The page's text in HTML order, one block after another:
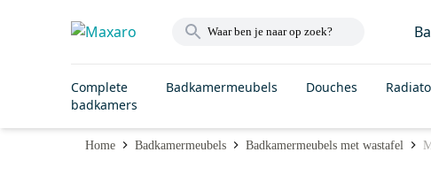
Complete
badkamers
Badkamermeubels Douches
Home Badkamermeubels Badkamermeubels met wastafel